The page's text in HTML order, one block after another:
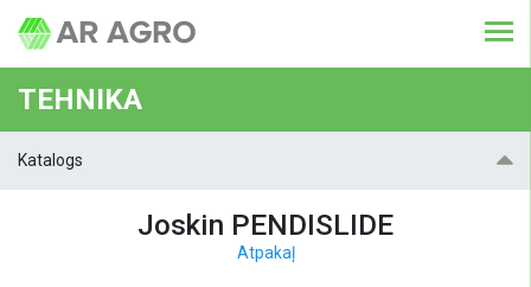
TEHNIKA
Katalogs
Joskin PENDISLIDE
Atpakaļ